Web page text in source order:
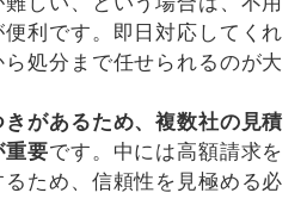
利です。即日対応してくれ
処分まで任せられるのが大
があるため、複数社の見積
重要です。中には高額請求を
ため、信頼性を見極める必